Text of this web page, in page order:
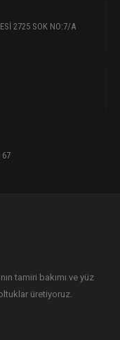
2725 SOK NO:7/A
67
tamiri bakımı ve yüz
üretiyoruz.